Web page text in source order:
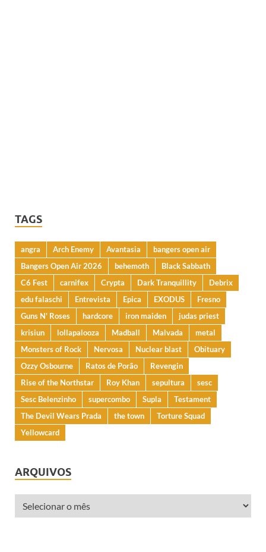
TAGS
angra Arch Enemy Avantasia
bangers open air
Bangers Open Air 2026
behemoth
Black Sabbath
C6 Fest
carnifex Crypta Dark Tranquillity
Debrix
edu falaschi
Entrevista Epica EXODUS
Fresno
Guns N' Roses
hardcore iron maiden
judas priest
krisiun
lollapalooza Madball Malvada
metal
Monsters of Rock
Nervosa Nuclear blast
Obituary
Ozzy Osbourne
Ratos de Porão
Revengin
Rise of the Northstar
Roy Khan sepultura
sesc
Sesc Belenzinho
supercombo Supla
Testament
The Devil Wears Prada
the town
Torture Squad
Yellowcard
ARQUIVOS